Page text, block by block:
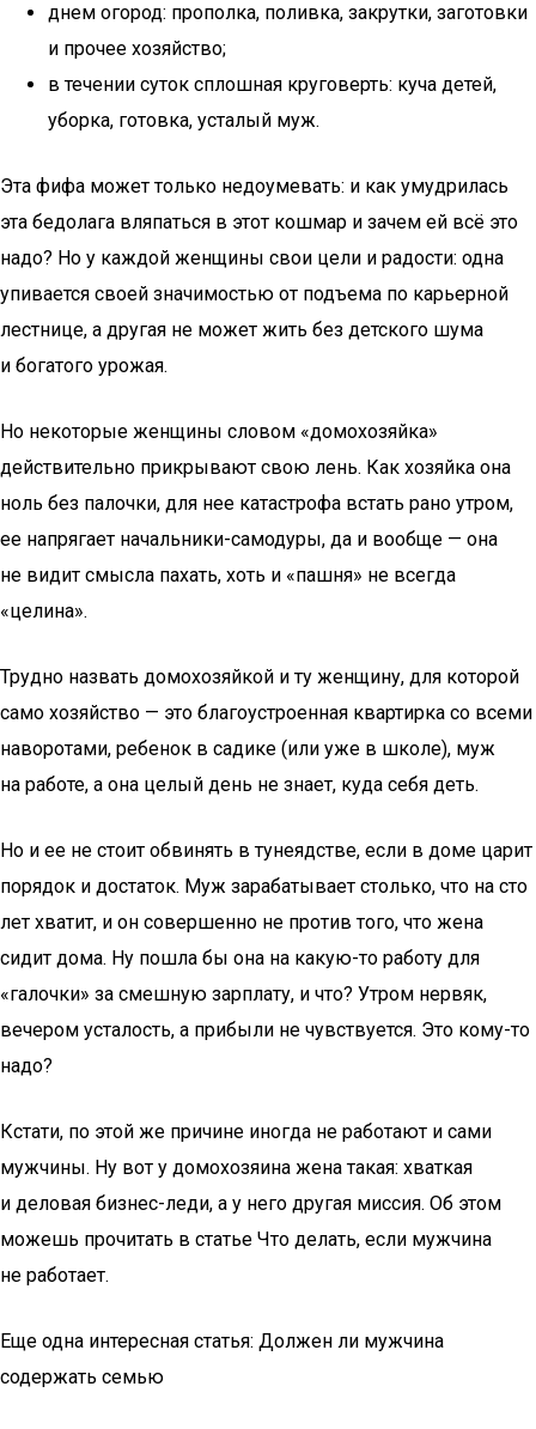
днем огород: прополка, поливка, закрутки, заготовки
и прочее хозяйство;
в течении суток сплошная круговерть: куча детей,
уборка, готовка, усталый муж.
Эта фифа может только недоумевать: и как умудрилась
эта бедолага вляпаться в этот кошмар и зачем ей всё это
надо? Но у каждой женщины свои цели и радости: одна
упивается своей значимостью от подъема по карьерной
лестнице, а другая не может жить без детского шума
и богатого урожая.
Но некоторые женщины словом «домохозяйка»
действительно прикрывают свою лень. Как хозяйка она
ноль без палочки, для нее катастрофа встать рано утром,
ее напрягает начальники-самодуры, да и вообще — она
не видит смысла пахать, хоть и «пашня» не всегда
«целина».
Трудно назвать домохозяйкой и ту женщину, для которой
само хозяйство — это благоустроенная квартирка со всеми
наворотами, ребенок в садике (или уже в школе), муж
на работе, а она целый день не знает, куда себя деть.
Но и ее не стоит обвинять в тунеядстве, если в доме царит
порядок и достаток. Муж зарабатывает столько, что на сто
лет хватит, и он совершенно не против того, что жена
сидит дома. Ну пошла бы она на какую-то работу для
«галочки» за смешную зарплату, и что? Утром нервяк,
вечером усталость, а прибыли не чувствуется. Это кому-то
надо?
Кстати, по этой же причине иногда не работают и сами
мужчины. Ну вот у домохозяина жена такая: хваткая
и деловая бизнес-леди, а у него другая миссия. Об этом
можешь прочитать в статье Что делать, если мужчина
не работает.
Еще одна интересная статья: Должен ли мужчина
содержать семью